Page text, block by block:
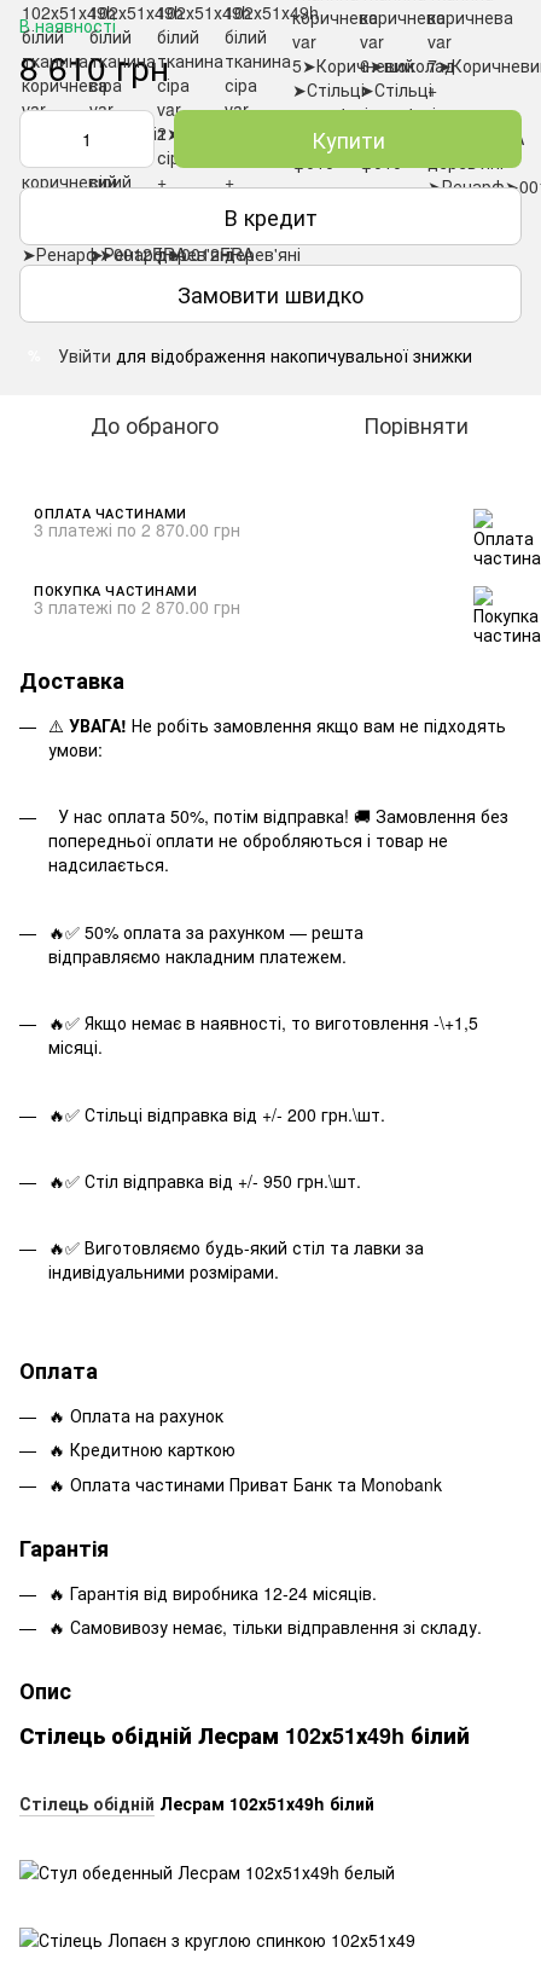
В наявності
8 610 грн
Купити
В кредит
Замовити швидко
Увійти для відображення накопичувальної знижки
До обраного Порівняти
ОПЛАТА ЧАСТИНАМИ
3 платежі по 2 870.00 грн
ПОКУПКА ЧАСТИНАМИ
3 платежі по 2 870.00 грн
Доставка
⚠️ УВАГА! Не робіть замовлення якщо вам не підходять
умови:
У нас оплата 50%, потім відправка! 🚚 Замовлення без
попередньої оплати не обробляються і товар не
надсилається.
🔥✅ 50% оплата за рахунком — решта
відправляємо накладним платежем.
🔥✅ Якщо немає в наявності, то виготовлення -\+1,5
місяці.
🔥✅ Стільці відправка від +/- 200 грн.\шт.
🔥✅ Стіл відправка від +/- 950 грн.\шт.
🔥✅ Виготовляємо будь-який стіл та лавки за
індивідуальними розмірами.
Оплата
🔥 Оплата на рахунок
🔥 Кредитною карткою
🔥 Оплата частинами Приват Банк та Monobank
Гарантія
🔥 Гарантія від виробника 12-24 місяців.
🔥 Самовивозу немає, тільки відправлення зі складу.
Опис
Стілець обідній Лесрам 102х51х49h білий
Стілець обідній Лесрам 102х51х49h білий